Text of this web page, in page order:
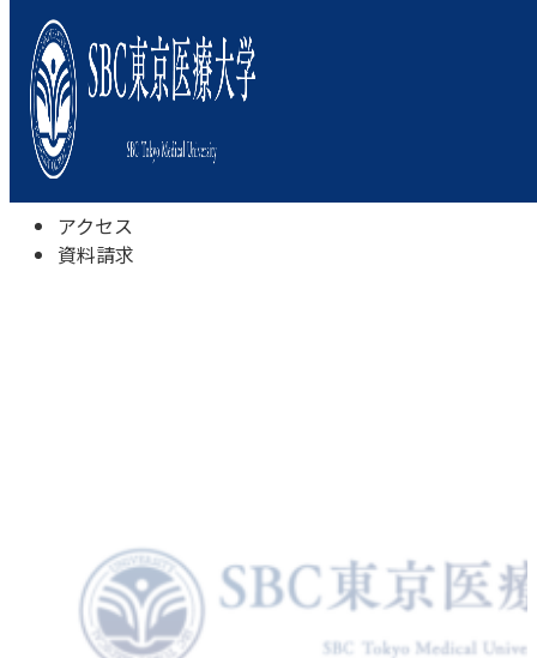
本学について
学びの特色
学部・学科
キャンパスライフ
入試情報
受験相談会
アクセス
資料請求